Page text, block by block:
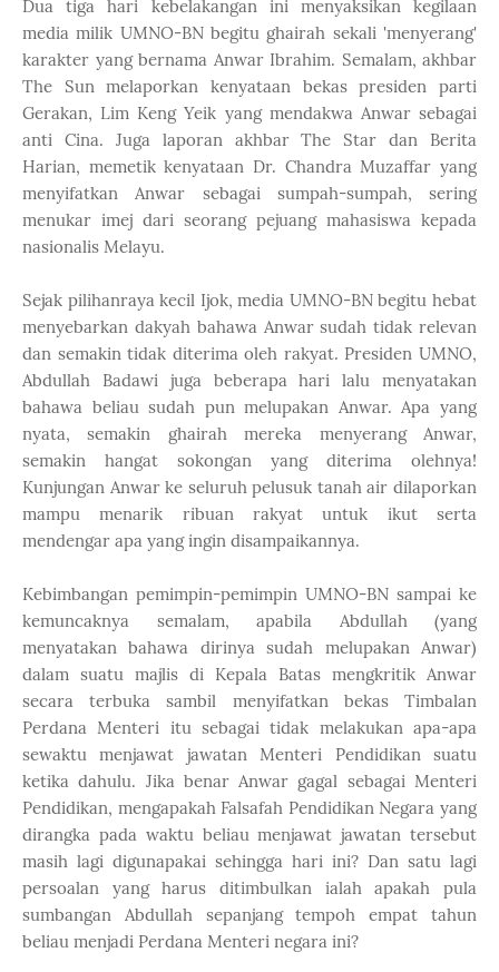
Dua tiga hari kebelakangan ini menyaksikan kegilaan
media milik UMNO-BN begitu ghairah sekali 'menyerang'
karakter yang bernama Anwar Ibrahim. Semalam, akhbar
The Sun melaporkan kenyataan bekas presiden parti
Gerakan, Lim Keng Yeik yang mendakwa Anwar sebagai
anti Cina. Juga laporan akhbar The Star dan Berita
Harian, memetik kenyataan Dr. Chandra Muzaffar yang
menyifatkan Anwar sebagai sumpah-sumpah, sering
menukar imej dari seorang pejuang mahasiswa kepada
nasionalis Melayu.
Sejak pilihanraya kecil Ijok, media UMNO-BN begitu hebat
menyebarkan dakyah bahawa Anwar sudah tidak relevan
dan semakin tidak diterima oleh rakyat. Presiden UMNO,
Abdullah Badawi juga beberapa hari lalu menyatakan
bahawa beliau sudah pun melupakan Anwar. Apa yang
nyata, semakin ghairah mereka menyerang Anwar,
semakin hangat sokongan yang diterima olehnya!
Kunjungan Anwar ke seluruh pelusuk tanah air dilaporkan
mampu menarik ribuan rakyat untuk ikut serta
mendengar apa yang ingin disampaikannya.
Kebimbangan pemimpin-pemimpin UMNO-BN sampai ke
kemuncaknya semalam, apabila Abdullah (yang
menyatakan bahawa dirinya sudah melupakan Anwar)
dalam suatu majlis di Kepala Batas mengkritik Anwar
secara terbuka sambil menyifatkan bekas Timbalan
Perdana Menteri itu sebagai tidak melakukan apa-apa
sewaktu menjawat jawatan Menteri Pendidikan suatu
ketika dahulu. Jika benar Anwar gagal sebagai Menteri
Pendidikan, mengapakah Falsafah Pendidikan Negara yang
dirangka pada waktu beliau menjawat jawatan tersebut
masih lagi digunapakai sehingga hari ini? Dan satu lagi
persoalan yang harus ditimbulkan ialah apakah pula
sumbangan Abdullah sepanjang tempoh empat tahun
beliau menjadi Perdana Menteri negara ini?